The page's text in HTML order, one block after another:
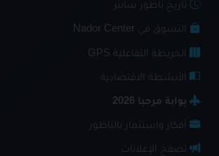
تاريخ ناظور سانتر
التسوق في Nador Center
الخريطة التفاعلية GPS
الأنشطة الاقتصادية
بوابة مرحبا 2026
أفكار واستثمار بالناظور
تصفح الإعلانات